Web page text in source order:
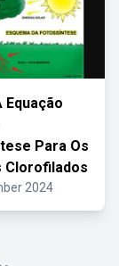
Equação
Para Os
Clorofilados
2024